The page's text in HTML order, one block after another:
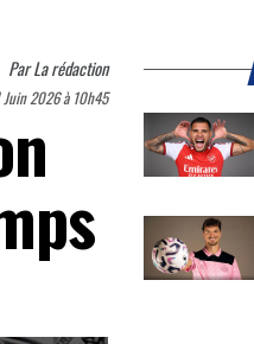
ParLa rédaction
Juin 2026 à 10h45